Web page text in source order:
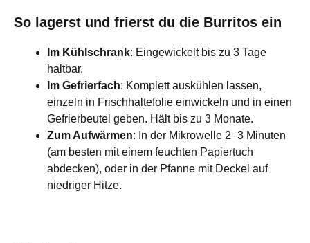
So lagerst und frierst du die Burritos ein
Im Kühlschrank: Eingewickelt bis zu 3 Tage
haltbar.
Im Gefrierfach: Komplett auskühlen lassen,
einzeln in Frischhaltefolie einwickeln und in einen
Gefrierbeutel geben. Hält bis zu 3 Monate.
Zum Aufwärmen: In der Mikrowelle 2–3 Minuten
(am besten mit einem feuchten Papiertuch
abdecken), oder in der Pfanne mit Deckel auf
niedriger Hitze.